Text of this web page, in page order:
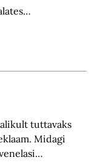
tuttavaks
Midagi